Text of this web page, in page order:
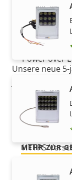
Netzwerk
Power over
Security
HTTPS-
IEEE 802.1X
5-
ein
Unsere neue
über Ihre
das, was Sie
MEHR ZUR